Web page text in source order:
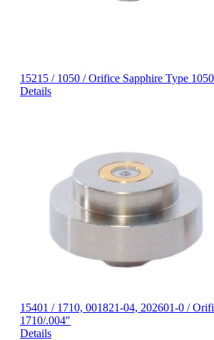
15215 / 1050 / Orifice Sapphire Type
Details
15401 / 1710, 001821-04, 202601-0 /
1710/.004"
Details